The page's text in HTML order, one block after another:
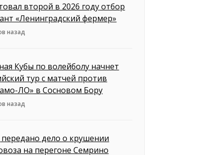
второй в 2026 году отбор
«Ленинградский фермер»
назад
Кубы по волейболу начнет
тур с матчей против
ЛО» в Сосновом Бору
назад
передано дело о крушении
на перегоне Семрино